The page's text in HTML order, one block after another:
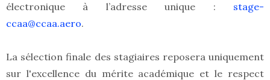
électronique à l’adresse unique : stage-
ccaa@ccaa.aero.
La sélection finale des stagiaires reposera uniquement
sur l'excellence du mérite académique et le respect